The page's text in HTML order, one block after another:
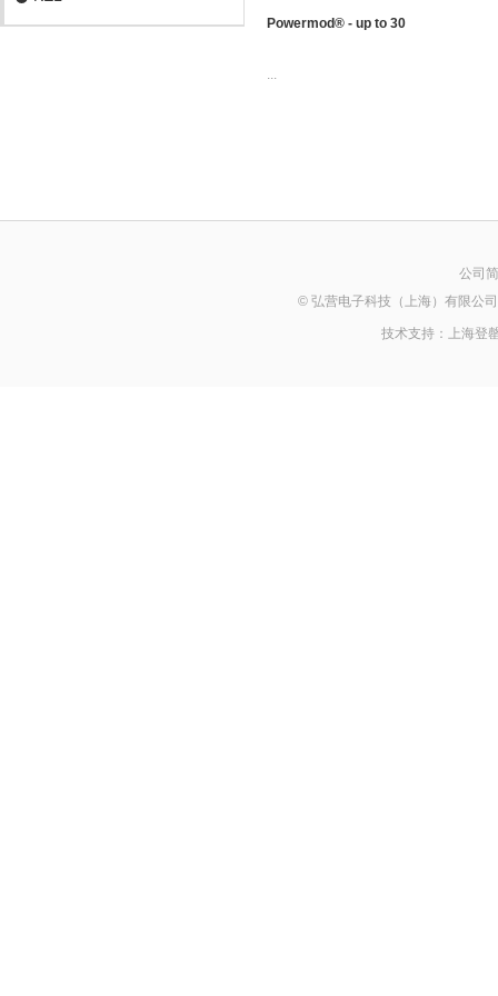
Powermod® - up to 30
...
公司
© 弘营电子科技（上海）有限公
技术支持： 上海登